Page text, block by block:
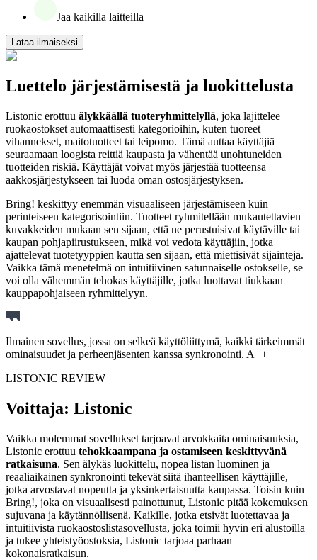
Jaa kaikilla laitteilla
Lataa ilmaiseksi
Luettelo järjestämisestä ja luokittelusta
Listonic erottuu älykkäällä tuoteryhmittelyllä, joka lajittelee
ruokaostokset automaattisesti kategorioihin, kuten tuoreet
vihannekset, maitotuotteet tai leipomo. Tämä auttaa käyttäjiä
seuraamaan loogista reittiä kaupasta ja vähentää unohtuneiden
tuotteiden riskiä. Käyttäjät voivat myös järjestää tuotteensa
aakkosjärjestykseen tai luoda oman ostosjärjestyksen.
Bring! keskittyy enemmän visuaaliseen järjestämiseen kuin
perinteiseen kategorisointiin. Tuotteet ryhmitellään mukautettavien
kuvakkeiden mukaan sen sijaan, että ne perustuisivat käytäville tai
kaupan pohjapiirustukseen, mikä voi vedota käyttäjiin, jotka
ajattelevat tuotetyyppien kautta sen sijaan, että miettisivät sijainteja.
Vaikka tämä menetelmä on intuitiivinen satunnaiselle ostokselle, se
voi olla vähemmän tehokas käyttäjille, jotka luottavat tiukkaan
kauppapohjaiseen ryhmittelyyn.
Ilmainen sovellus, jossa on selkeä käyttöliittymä, kaikki tärkeimmät
ominaisuudet ja perheenjäsenten kanssa synkronointi. A++
LISTONIC REVIEW
Voittaja: Listonic
Vaikka molemmat sovellukset tarjoavat arvokkaita ominaisuuksia,
Listonic erottuu tehokkaampana ja ostamiseen keskittyvänä
ratkaisuna. Sen älykäs luokittelu, nopea listan luominen ja
reaaliaikainen synkronointi tekevät siitä ihanteellisen käyttäjille,
jotka arvostavat nopeutta ja yksinkertaisuutta kaupassa. Toisin kuin
Bring!, joka on visuaalisesti painottunut, Listonic pitää kokemuksen
sujuvana ja käytännöllisenä. Kaikille, jotka etsivät luotettavaa ja
intuitiivista ruokaostoslistasovellusta, joka toimii hyvin eri alustoilla
ja tukee yhteistyöostoksia, Listonic tarjoaa parhaan
kokonaisratkaisun.